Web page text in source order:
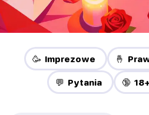
🥳 Imprezowe 🤞
💬 Pytania 🔞 18+